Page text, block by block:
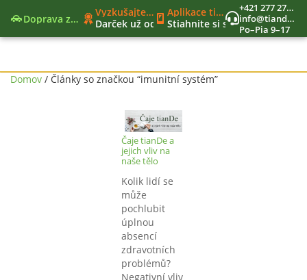
Doprava zadarmo
Vyzkušajte nové moderné funkcie
Darček už od 40€
Nový nákupný zoznam
Aplikace tianDe Beroun
Stiahnite si svet tianDe do
+421 277 270 579
info@tiandekozmetika.sk
Po–Pia 9–17
Domov / Články so značkou “imunitní systém”
Čaje tianDe a
jejich vliv na
naše tělo
Kolik lidí se
může
pochlubit
úplnou
absencí
zdravotních
problémů?
Negativní vliv